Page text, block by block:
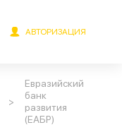
АВТОРИЗАЦИЯ
>
Евразийский
банк
развития
(ЕАБР)